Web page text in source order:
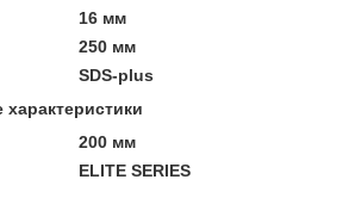
16 мм
250 мм
SDS-plus
200 мм
ELITE SERIES